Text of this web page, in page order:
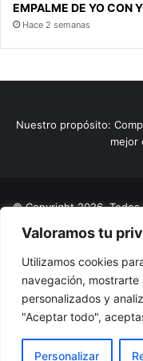
Valoramos tu
Utilizamos cookies
navegación,
personalizados y
"Aceptar todo",
Personalizar
EMPALME DE YO CON
Hace 2 semanas
Nuestro propósito:
mejor
© Copyright 2026,
Home
Actualidad
El